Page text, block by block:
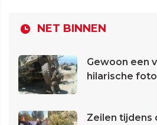
NET BINNEN
Gewoon een
hilarische
Zeilen tijdens